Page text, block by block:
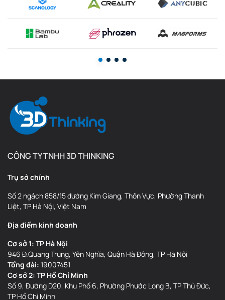
CÔNG TY TNHH 3D THINKING
Trụ sở chính
Số 2 ngách 858/15 đường Kim Giang, Thôn Vực, Phường Thanh
Liệt, TP Hà Nội, Việt Nam
Địa điểm kinh doanh
Cơ sở 1: TP Hà Nội
946 Đ.Quang Trung, Yên Nghĩa, Quận Hà Đông, TP Hà Nội
Tổng đài: 19007451
Cơ sở 2: TP Hồ Chí Minh
Số 9, Đường D20, Khu Phố 6, Phường Phước Long B, TP Thủ Đức,
TP Hồ Chí Minh